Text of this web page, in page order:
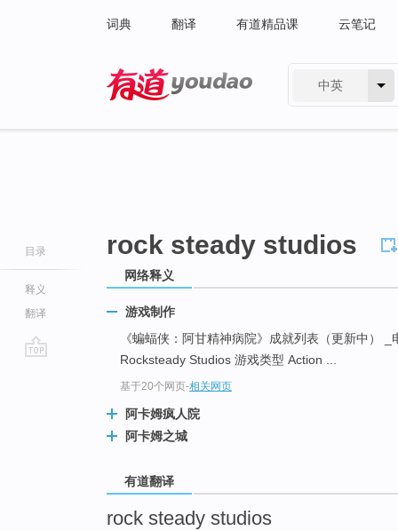
词典 翻译 有道精品课 云笔记
中英
目录
释义
翻译
rock steady studios
网络释义
游戏制作
《蝙蝠侠：阿甘精神病院》成就列表（更新中）
Rocksteady Studios 游戏类型 Action ...
基于20个网页-相关网页
阿卡姆疯人院
阿卡姆之城
有道翻译
rock steady studios